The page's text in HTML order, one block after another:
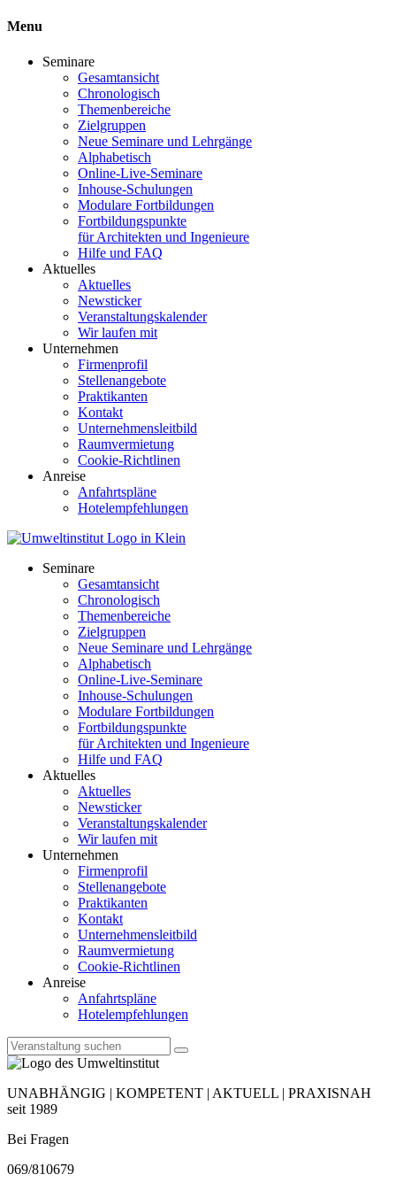
Menu
Seminare
Gesamtansicht
Chronologisch
Themenbereiche
Zielgruppen
Neue Seminare und Lehrgänge
Alphabetisch
Online-Live-Seminare
Inhouse-Schulungen
Modulare Fortbildungen
Fortbildungspunkte
für Architekten und Ingenieure
Hilfe und FAQ
Aktuelles
Aktuelles
Newsticker
Veranstaltungskalender
Wir laufen mit
Unternehmen
Firmenprofil
Stellenangebote
Praktikanten
Kontakt
Unternehmensleitbild
Raumvermietung
Cookie-Richtlinen
Anreise
Anfahrtspläne
Hotelempfehlungen
Seminare
Gesamtansicht
Chronologisch
Themenbereiche
Zielgruppen
Neue Seminare und Lehrgänge
Alphabetisch
Online-Live-Seminare
Inhouse-Schulungen
Modulare Fortbildungen
Fortbildungspunkte
für Architekten und Ingenieure
Hilfe und FAQ
Aktuelles
Aktuelles
Newsticker
Veranstaltungskalender
Wir laufen mit
Unternehmen
Firmenprofil
Stellenangebote
Praktikanten
Kontakt
Unternehmensleitbild
Raumvermietung
Cookie-Richtlinen
Anreise
Anfahrtspläne
Hotelempfehlungen
UNABHÄNGIG | KOMPETENT | AKTUELL | PRAXISNAH
seit 1989
Bei Fragen
069/810679